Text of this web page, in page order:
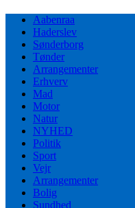
Aabenraa
Haderslev
Sønderborg
Tønder
Arrangementer
Erhverv
Mad
Motor
Natur
NYHED
Politik
Sport
Vejr
Arrangementer
Bolig
Sundhed